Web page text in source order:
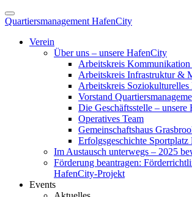
Quartiersmanagement HafenCity
Verein
Über uns – unsere HafenCity
Arbeitskreis
Arbeitskreis Infrastruktur &
Arbeitskreis Soziokulturelles
Vorstand
Die Geschäftsstelle – unsere
Operatives Team
Gemeinschaftshaus
Erfolgsgeschichte Sportplatz
Im Austausch unterwegs – 2025
Förderung beantragen:
HafenCity-Projekt
Events